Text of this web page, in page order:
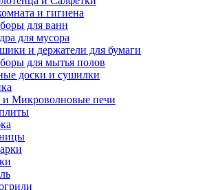
и гигиена
для ванн
для мусора
и держатели для бумаги
для мытья полов
доски и сушилки
и Микроволновые печи